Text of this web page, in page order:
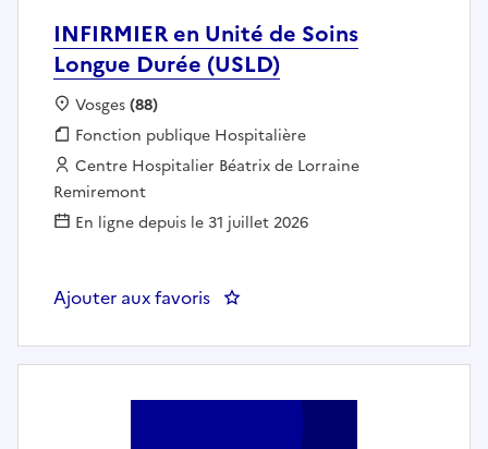
INFIRMIER en Unité de Soins
Longue Durée (USLD)
Localisation :
Vosges(88)
Fonction publique :
Fonction publique Hospitalière
Employeur :
Centre Hospitalier Béatrix de Lorraine
Remiremont
En ligne depuis le 31 juillet 2026
Ajouter aux favoris : INFIRMIER en Unité de Soins